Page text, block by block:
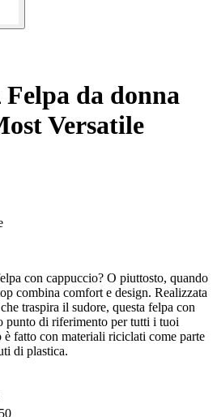
Felpa da donna
Versatile
con cappuccio? O piuttosto, quando
combina comfort e design. Realizzata
traspira il sudore, questa felpa con
punto di riferimento per tutti i tuoi
fatto con materiali riciclati come parte
di plastica.